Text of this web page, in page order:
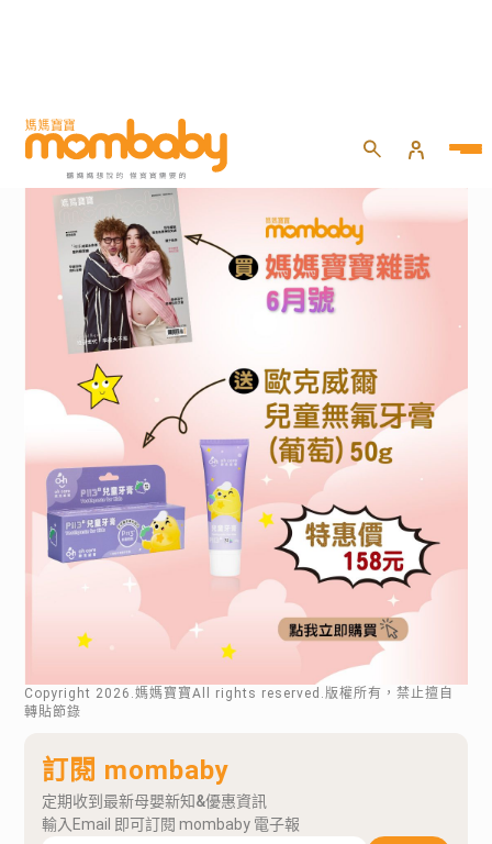
Copyright 2026 .媽媽寶寶All rights reserved.版權所有，禁止擅自
轉貼節錄
訂閱 mombaby
定期收到最新母嬰新知&優惠資訊
輸入Email 即可訂閱 mombaby 電子報